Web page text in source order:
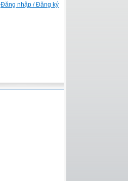
Đăng nhập / Đăng ký